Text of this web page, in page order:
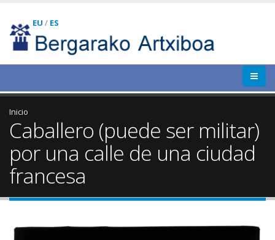
EU / ES
Inicio
Caballero (puede ser militar)
por una calle de una ciudad
francesa